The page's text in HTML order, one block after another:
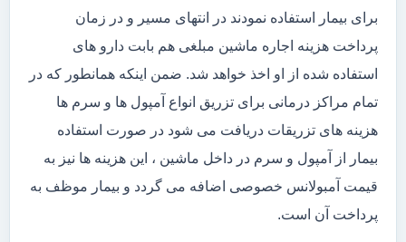
برای بیمار استفاده نمودند در انتهای مسیر و در زمان
پرداخت هزینه اجاره ماشین مبلغی هم بابت دارو های
استفاده شده از او اخذ خواهد شد. ضمن اینکه همانطور که در
تمام مراکز درمانی برای تزریق انواع آمپول ها و سرم ها
هزینه های تزریقات دریافت می شود در صورت استفاده
بیمار از آمپول و سرم در داخل ماشین ، این هزینه ها نیز به
قیمت آمبولانس خصوصی اضافه می گردد و بیمار موظف به
پرداخت آن است.